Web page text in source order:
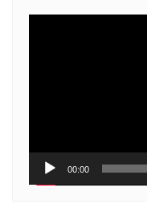
00:00